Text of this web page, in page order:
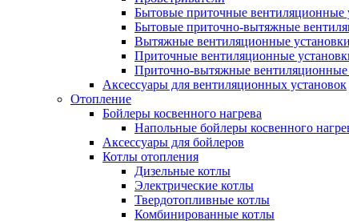
Бытовые приточные вентиляционные
Бытовые приточно-вытяжные
Вытяжные вентиляционные установки
Приточные вентиляционные
Приточно-вытяжные вентиляционные
Аксессуары для вентиляционных установок
Отопление
Бойлеры косвенного нагрева
Напольные бойлеры косвенного
Аксессуары для бойлеров
Котлы отопления
Дизельные котлы
Электрические котлы
Твердотопливные котлы
Комбинированные котлы